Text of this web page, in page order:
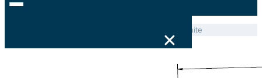
Safe-PP Elbow PP 80 90° White